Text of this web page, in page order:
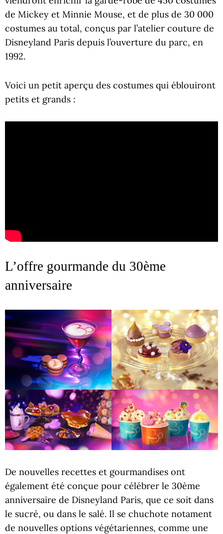
de Mickey et Minnie Mouse, et de plus de 30 000
costumes au total, conçus par l’atelier couture de
Disneyland Paris depuis l’ouverture du parc, en
1992.
Voici un petit aperçu des costumes qui éblouiront
petits et grands :
L’offre gourmande du 30ème
anniversaire
De nouvelles recettes et gourmandises ont
également été conçue pour célébrer le 30ème
anniversaire de Disneyland Paris, que ce soit dans
le sucré, ou dans le salé. Il se chuchote notament
de nouvelles options végétariennes, comme une